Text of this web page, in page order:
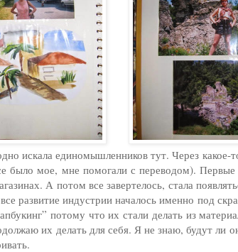
искала единомышленников тут. Через какое-
было мое, мне помогали с переводом).
А потом все завертелось, стала
развитие индустрии началось именно под
потому что их стали делать из
их делать для себя. Я не знаю, будут